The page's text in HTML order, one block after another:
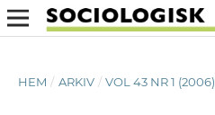
HEM / ARKIV / VOL 43 NR 1 (2006)